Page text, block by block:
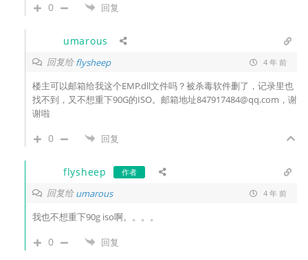
0 回复
umarous
回复给flysheep 4 年 前
楼主可以邮箱给我这个EMP.dll文件吗？被杀毒软件删了，记录里也
找不到，又不想重下90G的ISO。邮箱地址847917484@qq.com，谢
谢啦
0 回复
flysheep 作者
回复给umarous 4 年 前
我也不想重下90g iso啊。。。。
0 回复